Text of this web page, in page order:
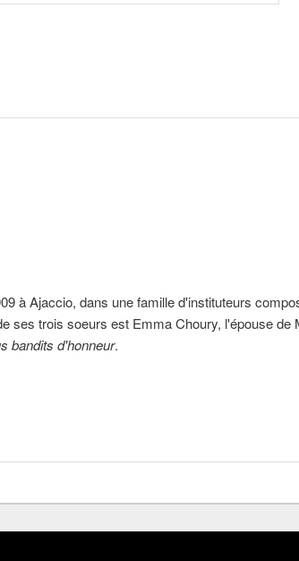
à Ajaccio, dans une famille d'instituteurs
ses trois soeurs est Emma Choury, l'épouse de
bandits d'honneur.